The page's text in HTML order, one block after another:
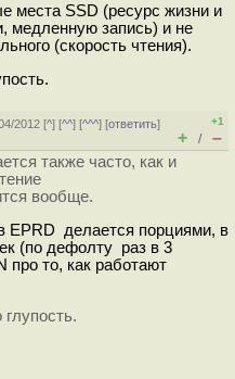
места SSD (ресурс жизни и
медленную запись) и не
(скорость чтения).
2012 [^] [^^] [^^^] [ответить]
+1
+ / –
также часто, как и
вообще.
EPRD делается порциями, в
(по дефолту раз в 3
про то, как работают